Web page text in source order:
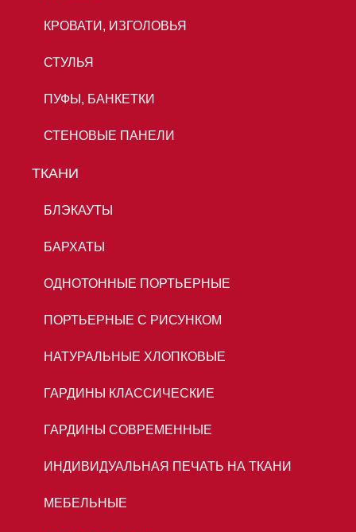
КРОВАТИ, ИЗГОЛОВЬЯ
СТУЛЬЯ
ПУФЫ, БАНКЕТКИ
СТЕНОВЫЕ ПАНЕЛИ
ТКАНИ
БЛЭКАУТЫ
БАРХАТЫ
ОДНОТОННЫЕ ПОРТЬЕРНЫЕ
ПОРТЬЕРНЫЕ С РИСУНКОМ
НАТУРАЛЬНЫЕ ХЛОПКОВЫЕ
ГАРДИНЫ КЛАССИЧЕСКИЕ
ГАРДИНЫ СОВРЕМЕННЫЕ
ИНДИВИДУАЛЬНАЯ ПЕЧАТЬ НА ТКАНИ
МЕБЕЛЬНЫЕ